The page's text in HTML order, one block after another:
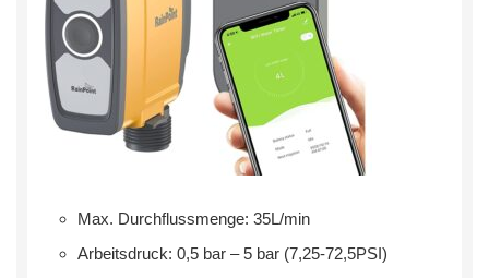
Max. Durchflussmenge: 35L/min
Arbeitsdruck: 0,5 bar – 5 bar (7,25-72,5PSI)